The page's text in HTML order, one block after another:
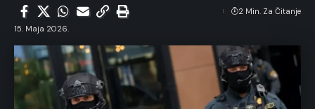
15. Maja 2026.
2 Min. Za Čitanje